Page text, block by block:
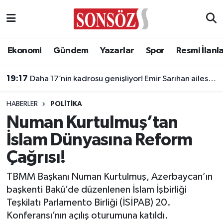
Ekonomi Gündem Yazarlar Spor Resmi
19:17 Daha 17’nin kadrosu genişliyor! Emir Sarıhan ailesiyle geliyor
HABERLER POLITIKA
Numan Kurtulmuş’tan
İslam Dünyasına Reform
Çağrısı!
TBMM Başkanı Numan Kurtulmuş, Azerbaycan’ın
başkenti Bakü’de düzenlenen İslam İşbirliği
Teşkilatı Parlamento Birliği (İSİPAB) 20.
Konferansı’nın açılış oturumuna katıldı.
Asayiş
Çevre
Diğer
Dünya
Eğitim
Ankara Nöbetçi Eczaneler
Ankara Trafik Yoğunluk Haritası
Süper Lig Puan Durumu ve Fikstür
Tüm Manşetler
Son Dakika Haberleri
Haber Arşivi